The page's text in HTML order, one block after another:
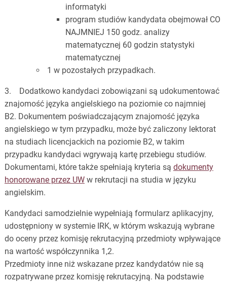
informatyki
program studiów kandydata obejmował CO
NAJMNIEJ 150 godz. analizy
matematycznej 60 godzin statystyki
matematycznej
1 w pozostałych przypadkach.
3. Dodatkowo kandydaci zobowiązani są udokumentować
znajomość języka angielskiego na poziomie co najmniej
B2. Dokumentem poświadczającym znajomość języka
angielskiego w tym przypadku, może być zaliczony lektorat
na studiach licencjackich na poziomie B2, w takim
przypadku kandydaci wgrywają kartę przebiegu studiów.
Dokumentami, które także spełniają kryteria są dokumenty
honorowane przez UWw rekrutacji na studia w języku
angielskim.
Kandydaci samodzielnie wypełniają formularz aplikacyjny,
udostępniony w systemie IRK, w którym wskazują wybrane
do oceny przez komisję rekrutacyjną przedmioty wpływające
na wartość współczynnika 1,2.
Przedmioty inne niż wskazane przez kandydatów nie są
rozpatrywane przez komisję rekrutacyjną. Na podstawie